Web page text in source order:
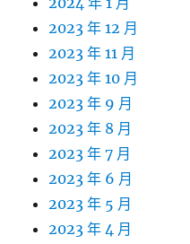
2023 年 12 月
2023 年 11 月
2023 年 10 月
2023 年 9 月
2023 年 8 月
2023 年 7 月
2023 年 6 月
2023 年 5 月
2023 年 4 月